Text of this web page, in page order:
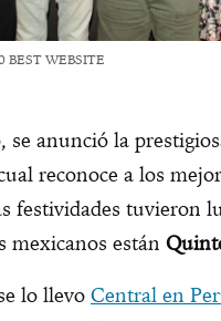
WEBSITE
se anunció la
reconoce a los
festividades tuvieron
mexicanos están
lo llevo Central en